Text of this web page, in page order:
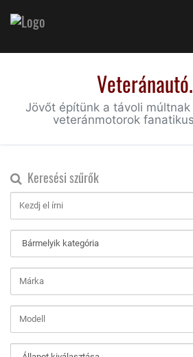
Jövőt építünk a távoli
veteránmotorok
Keresési szűrők